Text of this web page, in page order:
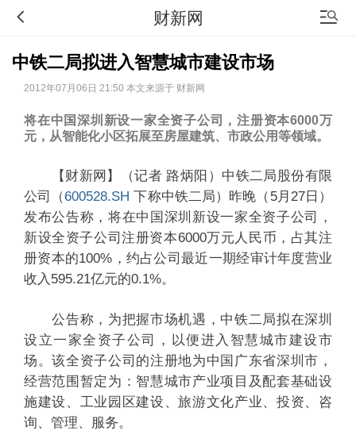
财新网
中铁二局拟进入智慧城市建设市场
2012年07月06日 21:50 本文来源于 财新网
将在中国深圳新设一家全资子公司，注册资本6000万
元，从智能化小区拓展至房屋建筑、市政公用等领域。
【财新网】（记者 路炳阳）中铁二局股份有限
公司（600528.SH 下称中铁二局）昨晚（5月27日）
发布公告称，将在中国深圳新设一家全资子公司，
新设全资子公司注册资本6000万元人民币，占其注
册资本的100%，约占公司最近一期经审计年度营业
收入595.21亿元的0.1%。
公告称，为把握市场机遇，中铁二局拟在深圳
设立一家全资子公司，以便进入智慧城市建设市
场。该全资子公司的注册地为中国广东省深圳市，
经营范围暂定为：智慧城市产业项目及配套基础设
施建设、工业园区建设、旅游文化产业、投资、咨
询、管理、服务。